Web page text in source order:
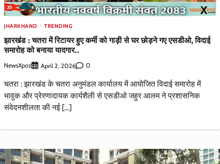
JHARKHAND TRENDING
झारखंड : चतरा में रिटायर हुए कर्मी को गाड़ी से घर छोड़ने गए एसडीओ, विदाई
समारोह को बनाया यादगार..
NewsXpoz April 2, 2026 0
चतरा : झारखंड के चतरा अनुमंडल कार्यालय में आयोजित विदाई समारोह में
भावुक और प्रेरणादायक कार्यशैली से एसडीओ जहुर आलम ने प्रशासनिक
संवेदनशीलता की नई […]